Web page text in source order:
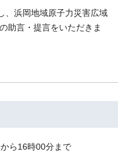
、浜岡地域原子力災害広域
助言・提言をいただきま
ら16時00分まで